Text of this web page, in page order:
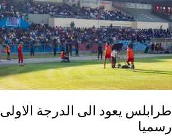
طرابلس يعود الى الدرجة الاولى
رسميا